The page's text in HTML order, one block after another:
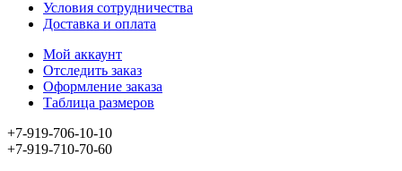
Условия сотрудничества
Доставка и оплата
Мой аккаунт
Отследить заказ
Оформление заказа
Таблица размеров
+7-919-706-10-10
+7-919-710-70-60